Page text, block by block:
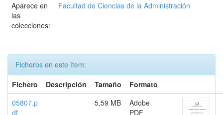
Aparece en
las
colecciones:
Facultad de Ciencias de la Administración
Ficheros en este ítem:
Fichero
Descripción Tamaño
Formato
05807.p
df
5,59 MB
Adobe
PDF